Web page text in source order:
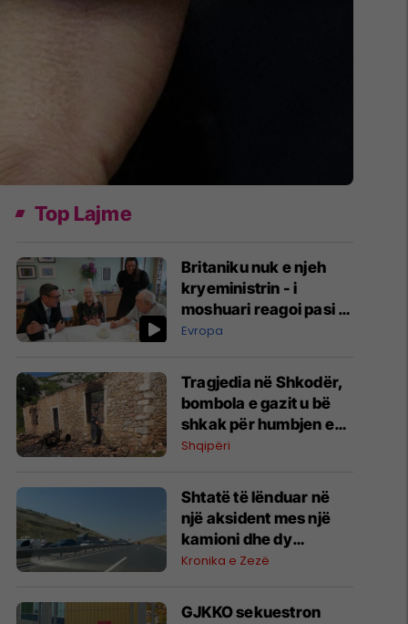
Top Lajme
Britaniku nuk e njeh
kryeministrin - i
moshuari reagoi pasi iu
prezantua: “Sërish një
çdo pesë minuta atje?”
Evropa
Tragjedia në Shkodër,
bombola e gazit u bë
shkak për humbjen e
jetës së nënës dhe dy
Shqipëri
Shtatë të lënduar në
një aksident mes një
kamioni dhe dy
veturave në
Rugova”
Kronika e Zezë
GJKKO sekuestron